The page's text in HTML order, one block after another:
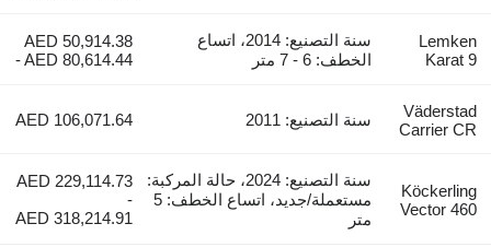
Lemken
Karat 9
سنة التصنيع: 2014، اتساع
الخطف: 6 - 7 متر
AED 50,914.38
- AED 80,614.44
Väderstad
Carrier CR
سنة التصنيع: 2011 AED 106,071.64
Köckerling
Vector 460
سنة التصنيع: 2024، حالة المركبة:
مستعملة/جديد، اتساع الخطف: 5
متر
AED 229,114.73
-
AED 318,214.91